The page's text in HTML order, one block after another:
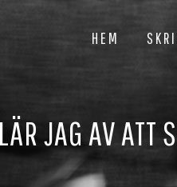
HEM
JAG AV ATT